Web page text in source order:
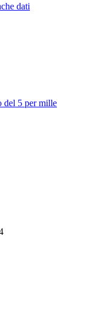
dati
del 5 per mille